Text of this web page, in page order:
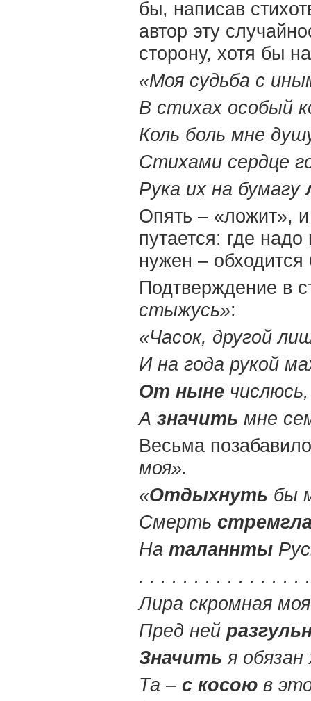
бы, написав
автор эту
сторону, хотя бы
«Моя судьба с
В стихах особый
Коль боль мне
Стихами сердце
Рука их на бумагу
Опять – «ложит»,
путается: где надо
нужен – обходится
Подтверждение в
стыжусь»:
«Часок, другой
И на года рукой
От ныне
А значить мне
Весьма
моя».
«Отдыхнуть бы
Смерть
На таланнты
. . . . . . . . . . . . . . .
Лира скромная
Пред ней
Значить я
Та – с косою в